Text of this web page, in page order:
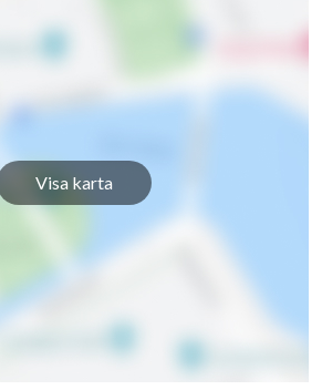
Visa karta